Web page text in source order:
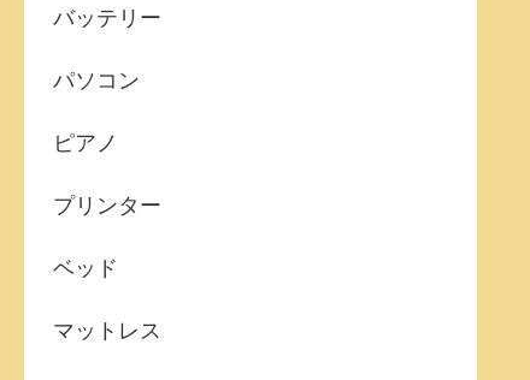
バッテリー
パソコン
ピアノ
プリンター
ベッド
マットレス